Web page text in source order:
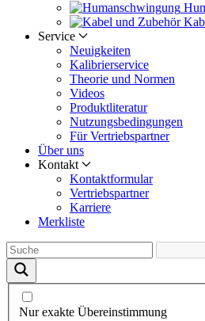
Service
Neuigkeiten
Kalibrier­service
Theorie und Normen
Videos
Produkt­literatur
Nutzungs­bedingungen
Für Vertriebs­partner
Über uns
Kontakt
Kontaktformular
Vertriebs­partner
Karriere
Merkliste
Nur exakte Übereinstimmung